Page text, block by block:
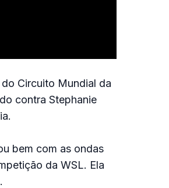
Circuito Mundial da
contra Stephanie
bem com as ondas
da WSL. Ela